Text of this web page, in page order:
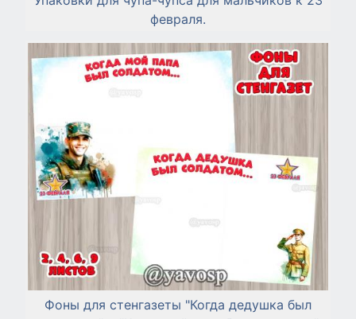
февраля.
Фоны для стенгазеты "Когда дедушка был